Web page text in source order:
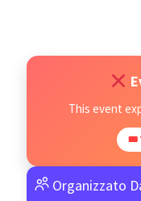
This event
🎟
Organizzato